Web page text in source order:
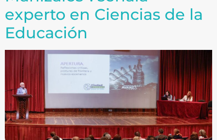
experto en Ciencias de la
Educación